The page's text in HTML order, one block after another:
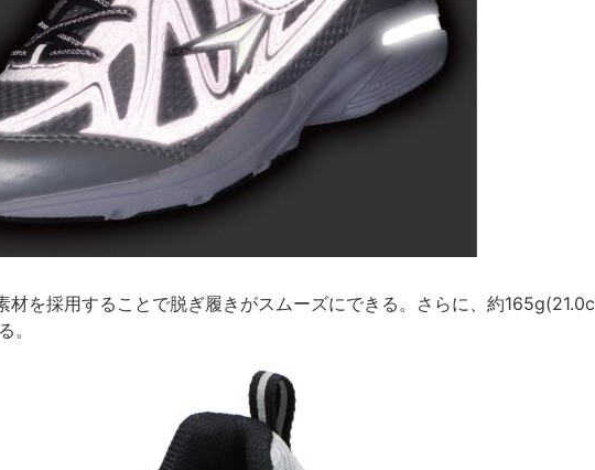
材を採用することで脱ぎ履きがスムーズにできる。さらに、約165g(21.0c
。